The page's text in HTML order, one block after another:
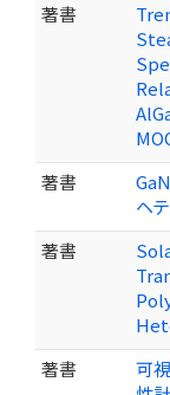
著書
著書
ヘ
著書
著書
可